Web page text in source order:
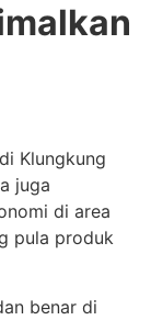
Klungkung
juga
di area
pula produk
benar di